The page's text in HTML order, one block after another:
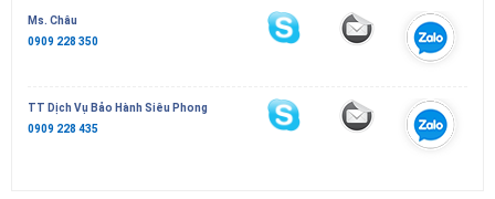
Ms. Châu
0909 228 350
TT Dịch Vụ Bảo Hành Siêu Phong
0909 228 435